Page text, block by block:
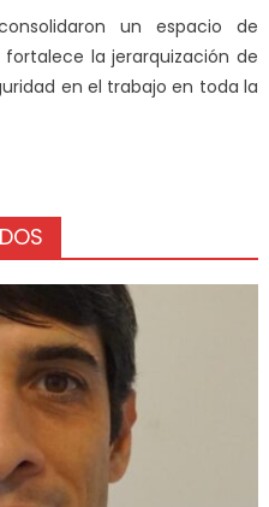
un espacio de
la jerarquización de
en el trabajo en toda la